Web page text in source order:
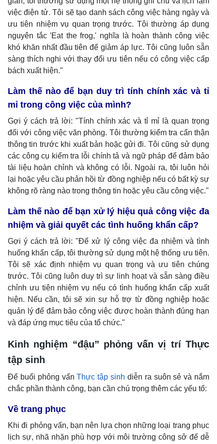
việc điện tử. Tôi sẽ tạo danh sách công việc hàng ngày và
ưu tiên nhiệm vụ quan trọng trước. Tôi thường áp dụng
nguyên tắc 'Eat the frog,' nghĩa là hoàn thành công việc
khó khăn nhất đầu tiên để giảm áp lực. Tôi cũng luôn sẵn
sàng thích nghi với thay đổi ưu tiên nếu có công việc cấp
bách xuất hiện."
Làm thế nào để bạn duy trì tính chính xác và tỉ
mỉ trong công việc của mình?
Gợi ý cách trả lời: "Tính chính xác và tỉ mỉ là quan trọng
đối với công việc văn phòng. Tôi thường kiểm tra cẩn thận
thông tin trước khi xuất bản hoặc gửi đi. Tôi cũng sử dụng
các công cụ kiểm tra lỗi chính tả và ngữ pháp để đảm bảo
tài liệu hoàn chỉnh và không có lỗi. Ngoài ra, tôi luôn hỏi
lại hoặc yêu cầu phản hồi từ đồng nghiệp nếu có bất kỳ sự
không rõ ràng nào trong thông tin hoặc yêu cầu công việc."
Làm thế nào để bạn xử lý hiệu quả công việc đa
nhiệm và giải quyết các tình huống khẩn cấp?
Gợi ý cách trả lời: "Để xử lý công việc đa nhiệm và tình
huống khẩn cấp, tôi thường sử dụng một hệ thống ưu tiên.
Tôi sẽ xác định nhiệm vụ quan trọng và ưu tiên chúng
trước. Tôi cũng luôn duy trì sự linh hoạt và sẵn sàng điều
chỉnh ưu tiên nhiệm vụ nếu có tình huống khẩn cấp xuất
hiện. Nếu cần, tôi sẽ xin sự hỗ trợ từ đồng nghiệp hoặc
quản lý để đảm bảo công việc được hoàn thành đúng hạn
và đáp ứng mục tiêu của tổ chức."
Kinh nghiệm “đậu” phỏng vấn vị trí Thực
tập sinh
Để buổi phỏng vấnThực tập sinh diễn ra suôn sẻ và nắm
chắc phần thành công, bạn cần chú trọng thêm các yếu tố:
Về trang phục
Khi đi phỏng vấn, bạn nên lựa chọn những loại trang phục
lịch sự, nhã nhặn phù hợp với môi trường công sở để dễ